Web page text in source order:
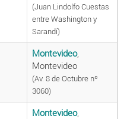
(Juan Lindolfo Cuestas
entre Washington y
Sarandí)
Montevideo,
Montevideo
(Av. 8 de Octubre nº
3060)
Montevideo,